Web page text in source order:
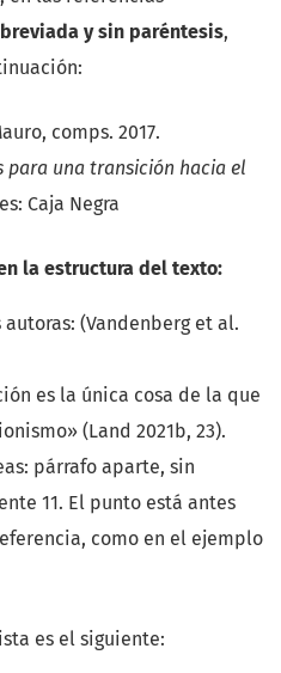
y sin paréntesis,
comps. 2017.
para una transición hacia el
Caja Negra
la estructura del texto:
(Vandenberg et al.
es la única cosa de la que
(Land 2021b, 23).
párrafo aparte, sin
11. El punto está antes
como en el ejemplo
es el siguiente: